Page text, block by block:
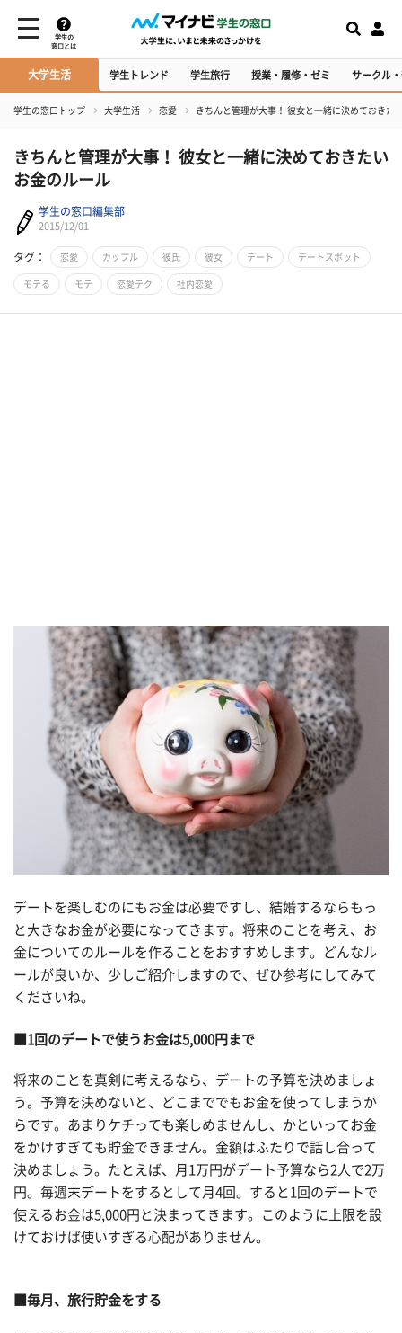
学生の
窓口とは
大学生活 学生トレンド 学生旅行 授業・履修・ゼミ サークル
学生の窓口トップ 大学生活 恋愛 きちんと管理が大事！ 彼女と一緒に決めておきた
きちんと管理が大事！ 彼女と一緒に決めておきたい
お金のルール
学生の窓口編集部
2015/12/01
タグ： 恋愛 カップル 彼氏 彼女 デート デートスポット
モテる モテ 恋愛テク 社内恋愛
デートを楽しむのにもお金は必要ですし、結婚するならもっ
と大きなお金が必要になってきます。将来のことを考え、お
金についてのルールを作ることをおすすめします。どんなル
ールが良いか、少しご紹介しますので、ぜひ参考にしてみて
くださいね。
■1回のデートで使うお金は5,000円まで
将来のことを真剣に考えるなら、デートの予算を決めましょ
う。予算を決めないと、どこまででもお金を使ってしまうか
らです。あまりケチっても楽しめませんし、かといってお金
をかけすぎても貯金できません。金額はふたりで話し合って
決めましょう。たとえば、月1万円がデート予算なら2人で2万
円。毎週末デートをするとして月4回。すると1回のデートで
使えるお金は5,000円と決まってきます。このように上限を設
けておけば使いすぎる心配がありません。
■毎月、旅行貯金をする